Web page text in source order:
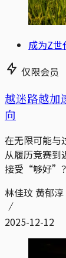
成为Z世
仅限会员
越迷路越加
向
在无限可能与
从履历竞赛
接受“够好”？
林佳玟 黄郁淳
2025-12-12